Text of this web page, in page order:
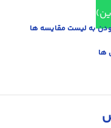
به لیست مقایسه ها
ها